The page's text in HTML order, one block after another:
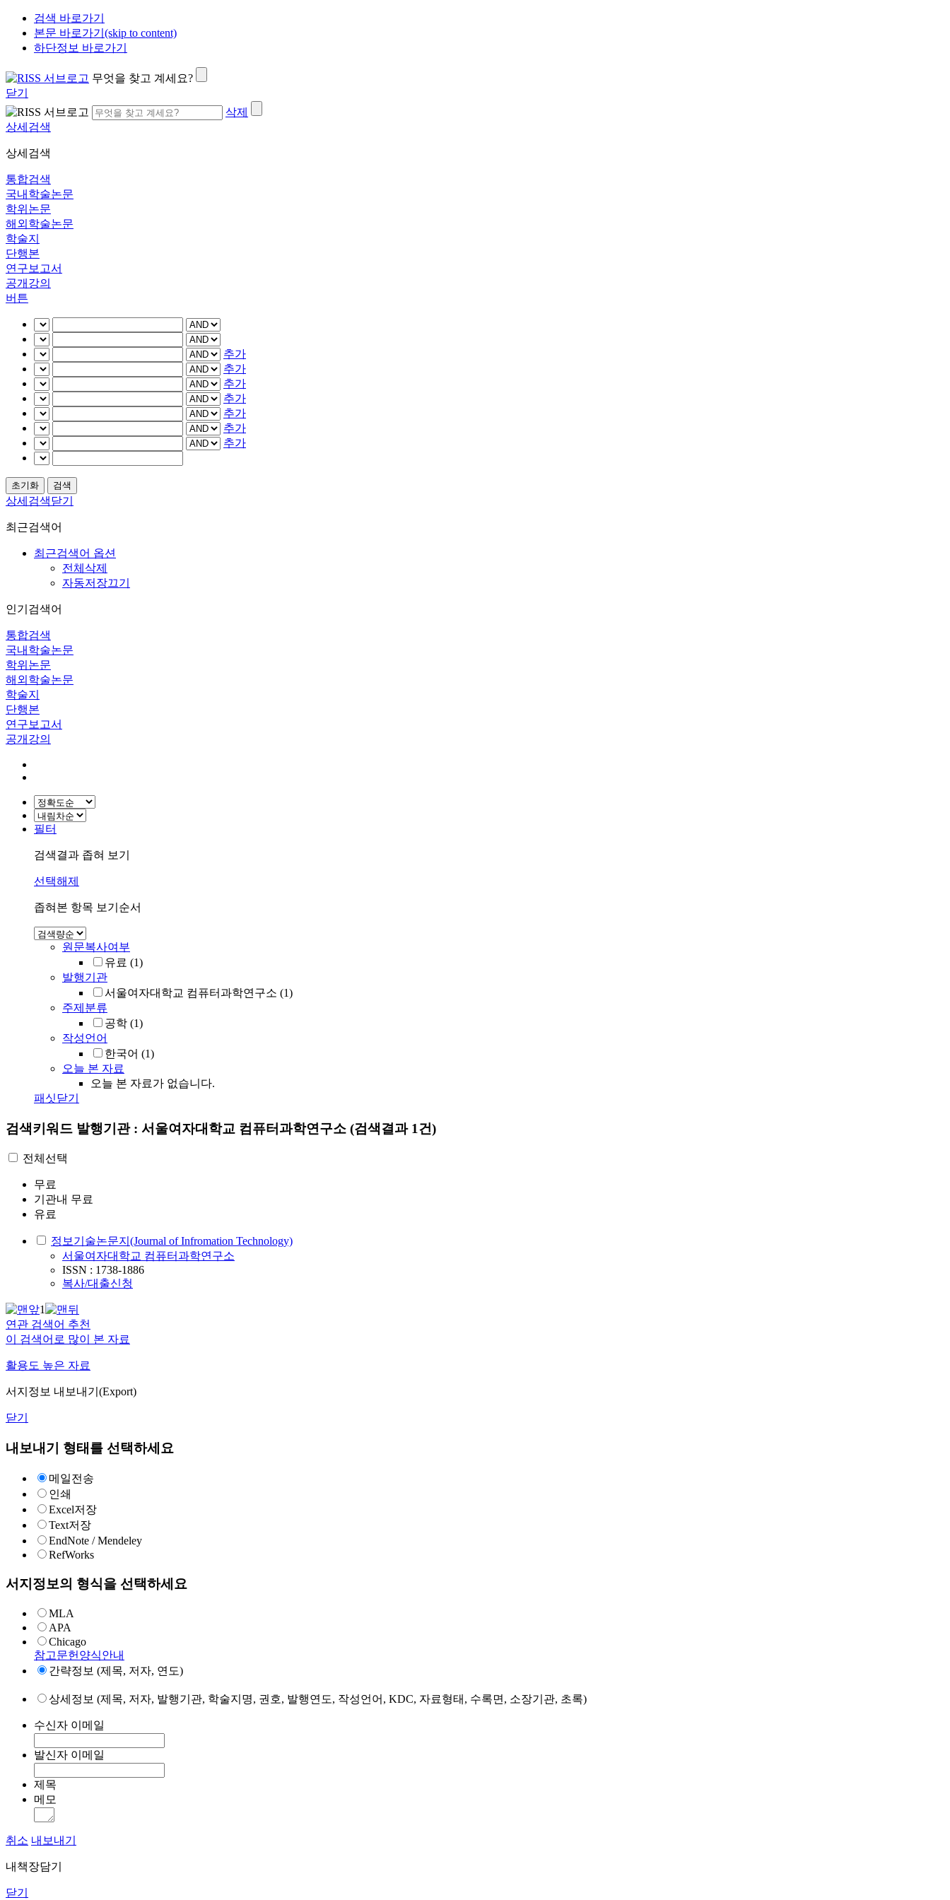
검색 바로가기
본문 바로가기(skip to content)
하단정보 바로가기
무엇을 찾고 계세요?
닫기
삭제
상세검색
상세검색
통합검색
국내학술논문
학위논문
해외학술논문
학술지
단행본
연구보고서
공개강의
버튼
추가
추가
추가
추가
추가
추가
추가
상세검색닫기
최근검색어
최근검색어 옵션
전체삭제
자동저장끄기
인기검색어
통합검색
국내학술논문
학위논문
해외학술논문
학술지
단행본
연구보고서
공개강의
필터
검색결과 좁혀 보기
선택해제
좁혀본 항목 보기순서
원문복사여부
유료 (1)
발행기관
서울여자대학교 컴퓨터과학연구소 (1)
주제분류
공학 (1)
작성언어
한국어 (1)
오늘 본 자료
오늘 본 자료가 없습니다.
패싯닫기
검색키워드 발행기관 : 서울여자대학교 컴퓨터과학연구소 (검색결과 1건)
전체선택
무료
기관내 무료
유료
정보기술논문지(Journal of Infromation Technology)
서울여자대학교 컴퓨터과학연구소
ISSN : 1738-1886
복사/대출신청
1
연관 검색어 추천
이 검색어로 많이 본 자료
활용도 높은 자료
서지정보 내보내기(Export)
닫기
내보내기 형태를 선택하세요
메일전송
인쇄
Excel저장
Text저장
EndNote / Mendeley
RefWorks
서지정보의 형식을 선택하세요
MLA
APA
Chicago
참고문헌양식안내
간략정보 (제목, 저자, 연도)
상세정보 (제목, 저자, 발행기관, 학술지명, 권호, 발행연도, 작성언어, KDC, 자료형태, 수록면, 소장기관, 초록)
수신자 이메일
발신자 이메일
제목
메모
취소 내보내기
내책장담기
닫기